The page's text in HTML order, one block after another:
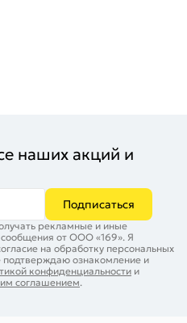
наших акций и
Подписаться
рекламные и иные
от ООО «169». Я
на обработку персональных
подтверждаю ознакомление и
конфиденциальности и
соглашением.